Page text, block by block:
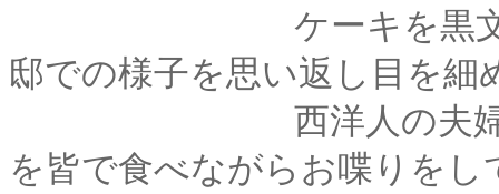
ケーキを黒文字でつ
邸での様子を思い返し目を細
西洋人の夫婦にお茶
を皆で食べながらお喋りを